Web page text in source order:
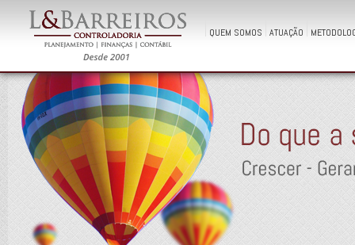
QUEM SOMOS ATUAÇÃO